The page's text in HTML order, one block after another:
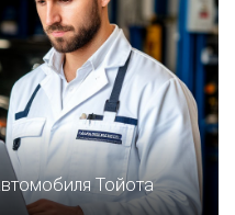
Тойота